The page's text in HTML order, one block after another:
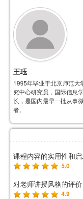
王珏
1995年毕业于北京师范大
究中心研究员，国际信息
长，是国内最早一批从事
者。
课程内容的实用性和
5.0
对老师讲授风格的评价
4.9